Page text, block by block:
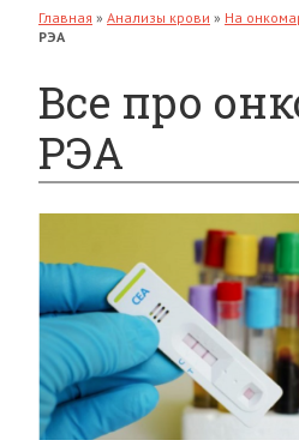
Главная » Анализы крови » На
РЭА
Все про
РЭА